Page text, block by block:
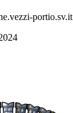
portio.sv.it